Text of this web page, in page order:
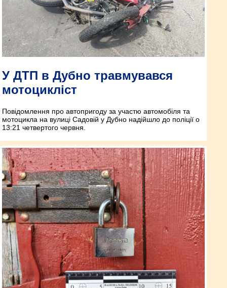
У ДТП в Дубно травмувався
мотоцикліст
Повідомлення про автопригоду за участю автомобіля та
мотоцикла на вулиці Садовій у Дубно надійшло до поліції о
13:21 четвертого червня.